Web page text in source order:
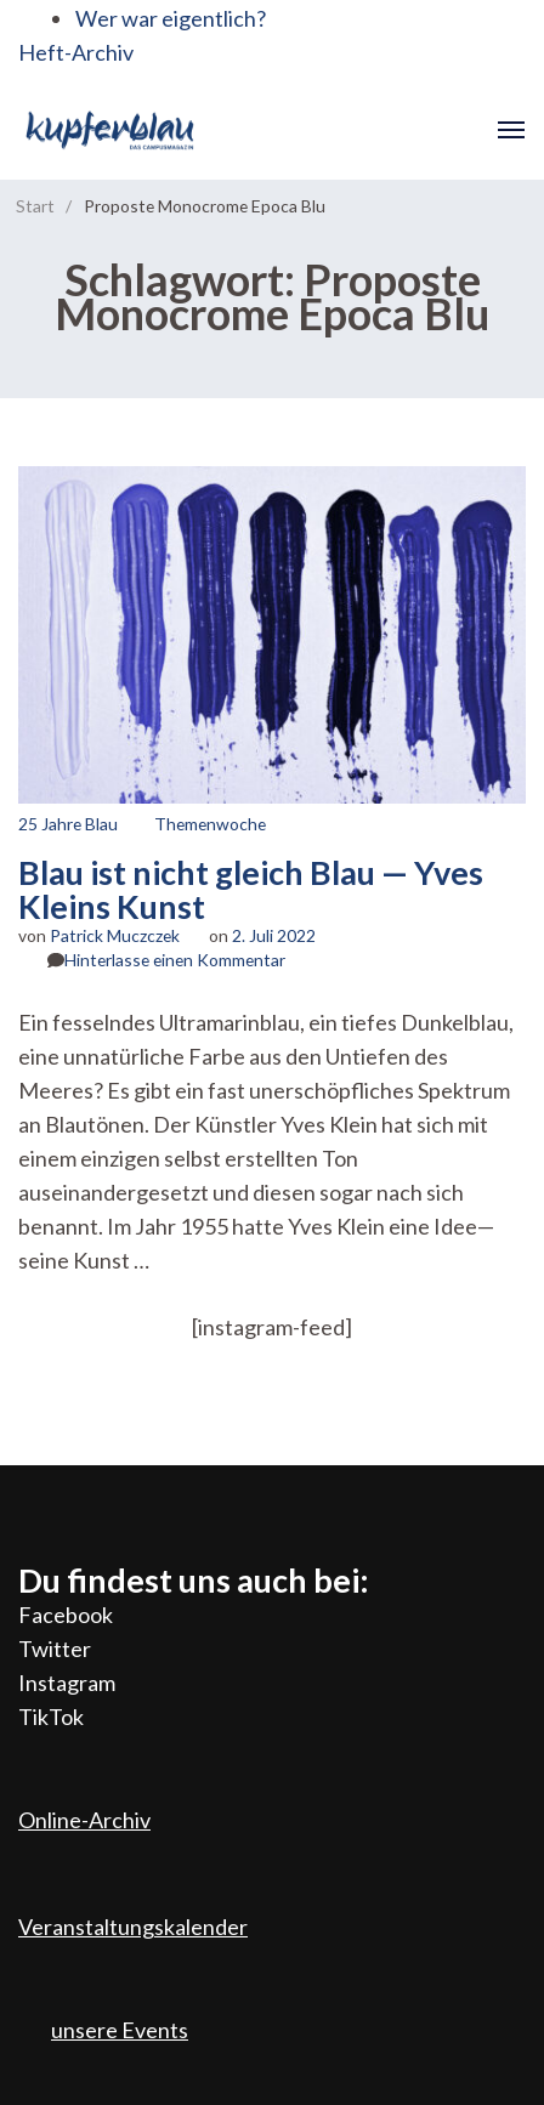
Wer war eigentlich?
Heft-Archiv
Start / Proposte Monocrome Epoca Blu
Schlagwort: Proposte
Monocrome Epoca Blu
25 Jahre Blau Themenwoche
Blau ist nicht gleich Blau — Yves
Kleins Kunst
von Patrick Muczczek on 2. Juli 2022
Hinterlasse einen Kommentarzu
nicht
gleich
Blau
—
Yves
Kleins
Ein fesselndes Ultramarinblau, ein tiefes Dunkelblau,
eine unnatürliche Farbe aus den Untiefen des
Meeres? Es gibt ein fast unerschöpfliches Spektrum
an Blautönen. Der Künstler Yves Klein hat sich mit
einem einzigen selbst erstellten Ton
auseinandergesetzt und diesen sogar nach sich
benannt. Im Jahr 1955 hatte Yves Klein eine Idee—
seine Kunst …
[instagram-feed]
Du findest uns auch bei:
Facebook
Twitter
Instagram
TikTok
Online-Archiv
Veranstaltungskalender
unsere Events